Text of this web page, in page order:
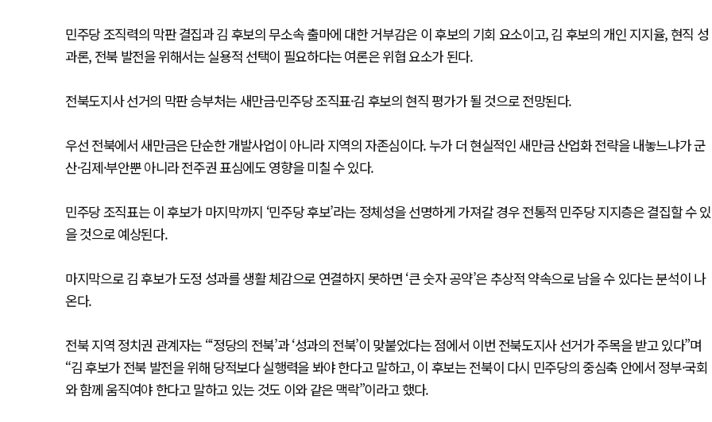
민주당 조직력의 막판 결집과 김 후보의 무소속 출마에 대한 거부감은 이 후보의 기회 요소이고, 김 후보의 개인 지지율, 현직 성
과론, 전북 발전을 위해서는 실용적 선택이 필요하다는 여론은 위협 요소가 된다.
전북도지사 선거의 막판 승부처는 새만금·민주당 조직표·김 후보의 현직 평가가 될 것으로 전망된다.
우선 전북에서 새만금은 단순한 개발사업이 아니라 지역의 자존심이다. 누가 더 현실적인 새만금 산업화 전략을 내놓느냐가 군
산·김제·부안뿐 아니라 전주권 표심에도 영향을 미칠 수 있다.
민주당 조직표는 이 후보가 마지막까지 ‘민주당 후보’라는 정체성을 선명하게 가져갈 경우 전통적 민주당 지지층은 결집할 수 있
을 것으로 예상된다.
마지막으로 김 후보가 도정 성과를 생활 체감으로 연결하지 못하면 ‘큰 숫자 공약’은 추상적 약속으로 남을 수 있다는 분석이 나
온다.
전북 지역 정치권 관계자는 “‘정당의 전북’과 ‘성과의 전북’이 맞붙었다는 점에서 이번 전북도지사 선거가 주목을 받고 있다”며
“김 후보가 전북 발전을 위해 당적보다 실행력을 봐야 한다고 말하고, 이 후보는 전북이 다시 민주당의 중심축 안에서 정부·국회
와 함께 움직여야 한다고 말하고 있는 것도 이와 같은 맥락”이라고 했다.